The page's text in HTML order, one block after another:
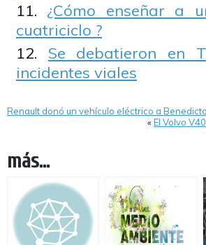
¿Cómo enseñar a
cuatriciclo ?
Se debatieron en
incidentes viales
Renault donó un vehículo eléctrico a
«El Volvo
más...